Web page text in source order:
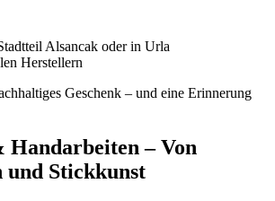
Alsancak oder in Urla
Herstellern
Geschenk – und eine Erinnerung
Handarbeiten – Von
und Stickkunst